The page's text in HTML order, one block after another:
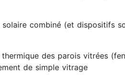
solaire combiné (et dispositifs
thermique des parois vitrées
de simple vitrage